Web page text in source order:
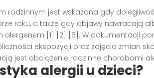
rodzinnym jest wskazana gdy
roku, a także gdy objawy nawracają
alergenem [1] [2] [6]. W dokumentacji
ekspozycji oraz zdjęcia zmian
jest obciążenie rodzinne chorobami
alergii u dzieci?